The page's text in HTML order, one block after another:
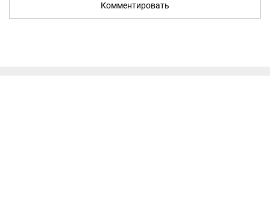
Комментировать